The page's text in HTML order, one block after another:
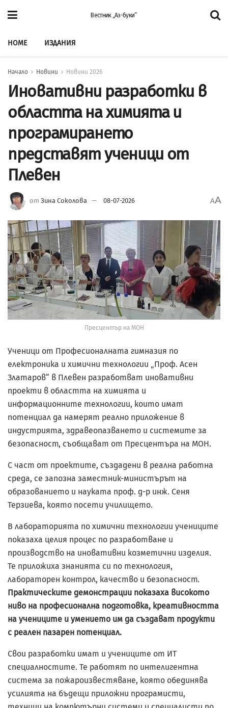
Вестник „Аз-буки”
HOME ИЗДАНИЯ
Начало Новини Новини 2026
Иновативни разработки в
областта на химията и
програмирането
представят ученици от
Плевен
от Зина Соколова 08-07-2026 AA
Пресцентър на МОН
Ученици от Професионалната гимназия по
електроника и химични технологии „Проф. Асен
Златаров“ в Плевен разработват иновативни
проекти в областта на химията и
информационните технологии, които имат
потенциал да намерят реално приложение в
индустрията, здравеопазването и системите за
безопасност, съобщават от Пресцентъра на МОН.
С част от проектите, създадени в реална работна
среда, се запозна заместник-министърът на
образованието и науката проф. д-р инж. Сеня
Терзиева, която посети училището.
В лабораторията по химични технологии учениците
показаха целия процес по разработване и
производство на иновативни козметични изделия.
Те приложиха знанията си по технология,
лабораторен контрол, качество и безопасност.
Практическите демонстрации показаха високото
ниво на професионална подготовка, креативността
на учениците и умението им да създават продукти
с реален пазарен потенциал.
Свои разработки имат и учениците от ИТ
специалностите. Те работят по интелигентна
система за пожароизвестяване, която обединява
усилията на бъдещи приложни програмисти,